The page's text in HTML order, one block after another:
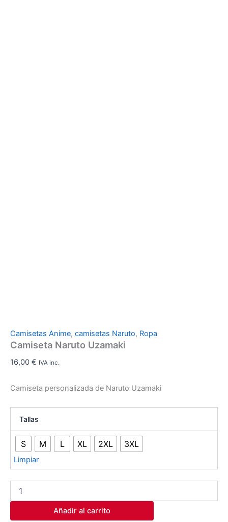
Camisetas Anime, camisetas Naruto, Ropa
Camiseta Naruto Uzamaki
16,00 € IVA inc.
Camiseta personalizada de Naruto Uzamaki
Tallas
S M L XL 2XL 3XL
Limpiar
Añadir al carrito